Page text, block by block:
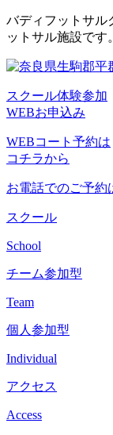
コ
ン
ン
へ
ス
キ
ッ
バディフットサル
ットサル施設です。
スクール体験参加
WEBお申込み
WEBコート予約は
コチラから
お電話でのご予約
スクール
School
チーム参加型
Team
個人参加型
Individual
アクセス
Access